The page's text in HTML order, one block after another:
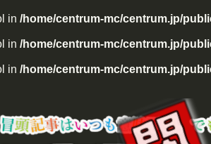
in /home/centrum-mc/centrum.jp/
in /home/centrum-mc/centrum.jp/
in /home/centrum-mc/centrum.jp/